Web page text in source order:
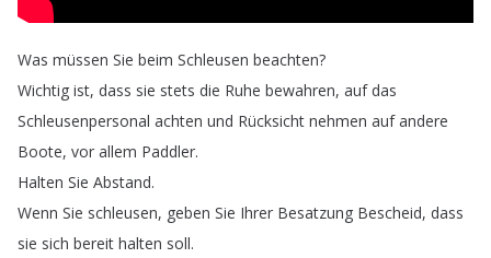
Was müssen Sie beim Schleusen beachten?
Wichtig ist, dass sie stets die Ruhe bewahren, auf das
Schleusenpersonal achten und Rücksicht nehmen auf andere
Boote, vor allem Paddler.
Halten Sie Abstand.
Wenn Sie schleusen, geben Sie Ihrer Besatzung Bescheid, dass
sie sich bereit halten soll.